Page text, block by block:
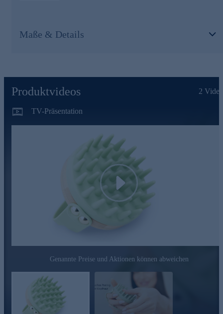
Maße & Details
Produktvideos 2
TV-Präsentation
Play
Genannte Preise und Aktionen können abweichen